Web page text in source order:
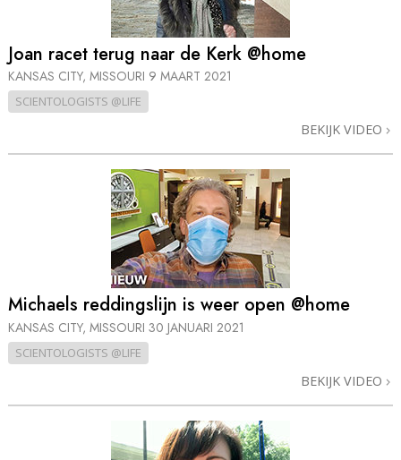
Joan racet terug naar de Kerk @home
KANSAS CITY, MISSOURI 9 MAART 2021
SCIENTOLOGISTS @LIFE
BEKIJK VIDEO
Michaels reddingslijn is weer open @home
KANSAS CITY, MISSOURI 30 JANUARI 2021
SCIENTOLOGISTS @LIFE
BEKIJK VIDEO